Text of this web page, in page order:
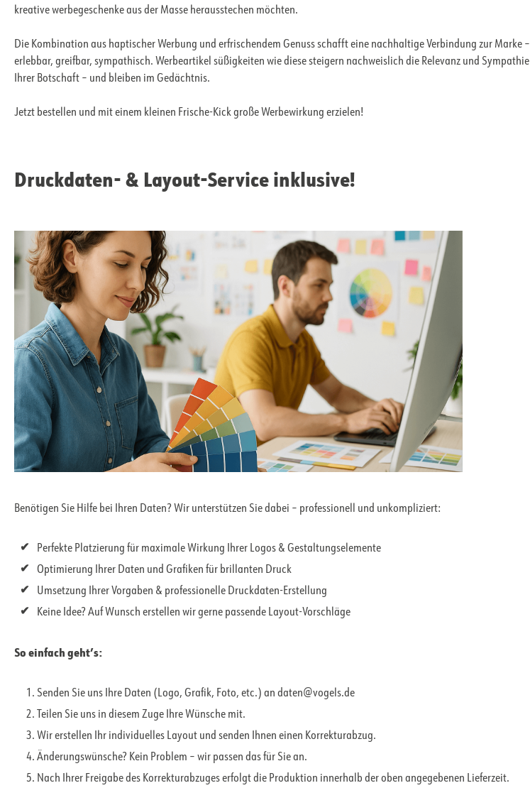
kreative werbegeschenke aus der Masse herausstechen möchten.
Die Kombination aus haptischer Werbung und erfrischendem Genuss schafft eine nachhaltige Verbindung zur Marke –
erlebbar, greifbar, sympathisch. Werbeartikel süßigkeiten wie diese steigern nachweislich die Relevanz und Sympathie
Ihrer Botschaft – und bleiben im Gedächtnis.
Jetzt bestellen und mit einem kleinen Frische-Kick große Werbewirkung erzielen!
Druckdaten- & Layout-Service inklusive!
Benötigen Sie Hilfe bei Ihren Daten? Wir unterstützen Sie dabei – professionell und unkompliziert:
Perfekte Platzierung für maximale Wirkung Ihrer Logos & Gestaltungselemente
Optimierung Ihrer Daten und Grafiken für brillanten Druck
Umsetzung Ihrer Vorgaben & professionelle Druckdaten-Erstellung
Keine Idee? Auf Wunsch erstellen wir gerne passende Layout-Vorschläge
So einfach geht’s:
Senden Sie uns Ihre Daten (Logo, Grafik, Foto, etc.) an daten@vogels.de
Teilen Sie uns in diesem Zuge Ihre Wünsche mit.
Wir erstellen Ihr individuelles Layout und senden Ihnen einen Korrekturabzug.
Änderungswünsche? Kein Problem – wir passen das für Sie an.
Nach Ihrer Freigabe des Korrekturabzuges erfolgt die Produktion innerhalb der oben angegebenen Lieferzeit.